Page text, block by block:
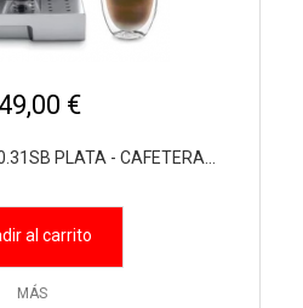
€
PLATA - CAFETERA...
al carrito
MÁS